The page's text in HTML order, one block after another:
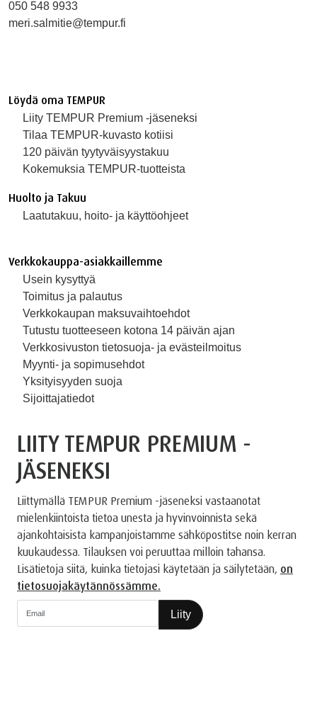
050 548 9933
meri.salmitie@tempur.fi
Löydä oma TEMPUR
Liity TEMPUR Premium -jäseneksi
Tilaa TEMPUR-kuvasto kotiisi
120 päivän tyytyväisyystakuu
Kokemuksia TEMPUR-tuotteista
Huolto ja Takuu
Laatutakuu, hoito- ja käyttöohjeet
Verkkokauppa-asiakkaillemme
Usein kysyttyä
Toimitus ja palautus
Verkkokaupan maksuvaihtoehdot
Tutustu tuotteeseen kotona 14 päivän ajan
Verkkosivuston tietosuoja- ja evästeilmoitus
Myynti- ja sopimusehdot
Yksityisyyden suoja
Sijoittajatiedot
LIITY TEMPUR PREMIUM -
JÄSENEKSI
Liittymällä TEMPUR Premium -jäseneksi vastaanotat
mielenkiintoista tietoa unesta ja hyvinvoinnista sekä
ajankohtaisista kampanjoistamme sähköpostitse noin kerran
kuukaudessa. Tilauksen voi peruuttaa milloin tahansa.
Lisätietoja siitä, kuinka tietojasi käytetään ja säilytetään, on
tietosuojakäytännössämme.
Liity